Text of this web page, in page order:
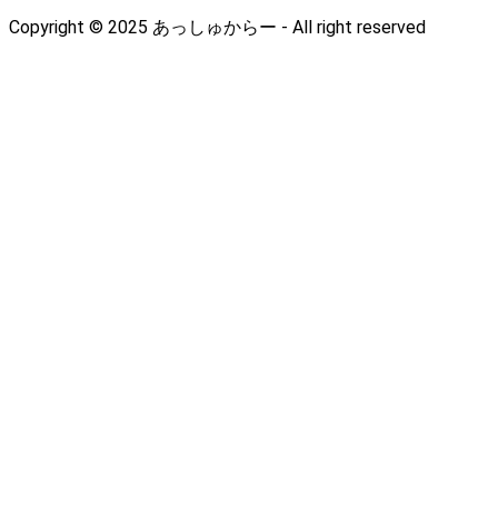
Copyright © 2025 あっしゅからー - All right reserved